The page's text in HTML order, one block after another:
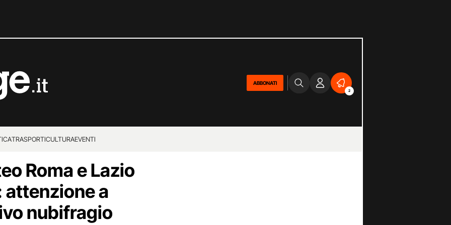
ABBONATI
2
TRASPORTICULTURAEVENTI
Roma e Lazio
attenzione a
nubifragio